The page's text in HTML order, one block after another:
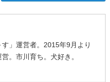
す」運営者。2015年9月より
。市川育ち。犬好き。